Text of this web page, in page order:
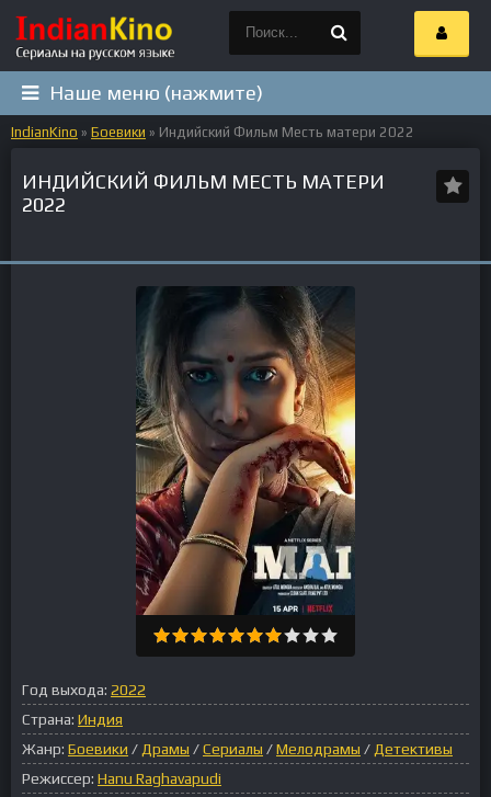
Наше меню (нажмите)
IndianKino » Боевики » Индийский Фильм Месть матери 2022
ИНДИЙСКИЙ ФИЛЬМ МЕСТЬ МАТЕРИ
2022
Год выхода: 2022
Страна: Индия
Жанр: Боевики / Драмы /Сериалы /Мелодрамы / Детективы
Режиссер: Hanu Raghavapudi